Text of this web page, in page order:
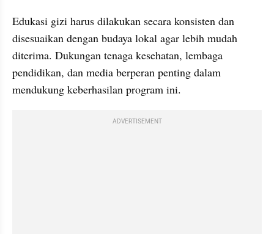
Edukasi gizi harus dilakukan secara konsisten dan
disesuaikan dengan budaya lokal agar lebih mudah
diterima. Dukungan tenaga kesehatan, lembaga
pendidikan, dan media berperan penting dalam
mendukung keberhasilan program ini.
ADVERTISEMENT